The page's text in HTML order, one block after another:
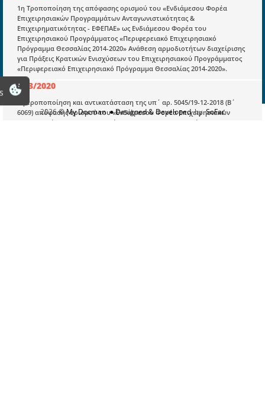
1η Τροποποίηση της απόφασης ορισμού του «Ενδιάμεσου Φορέα
Επιχειρησιακών Προγραμμάτων Ανταγωνιστικότητας &
Επιχειρηματικότητας - ΕΦΕΠΑΕ» ως Ενδιάμεσου Φορέα του
Επιχειρησιακού Προγράμματος «Περιφερειακό Επιχειρησιακό
Πρόγραμμα Θεσσαλίας 2014-2020» Ανάθεση αρμοδιοτήτων διαχείρισης
για Πράξεις Κρατικών Ενισχύσεων του Επιχειρησιακού Προγράμματος
«Περιφερειακό Επιχειρησιακό Πρόγραμμα Θεσσαλίας 2014-2020».
4183/2020
1η τροποποίηση και αντικατάσταση της υπ΄ αρ. 5045/19-12-2018 (B΄
6069) απόφασης ορισμού του «Ενδιάμεσου Φορέα Επιχειρησιακών
Προγραμμάτων Ανταγωνιστικότητας και Επιχειρηματικότητας»
Οδηγίες Εγγραφής
Βοηθός Αναζήτησης
Οροι χρησης ιστοτοπου
2026© My Docman● Designed & DevelopedbySoFar